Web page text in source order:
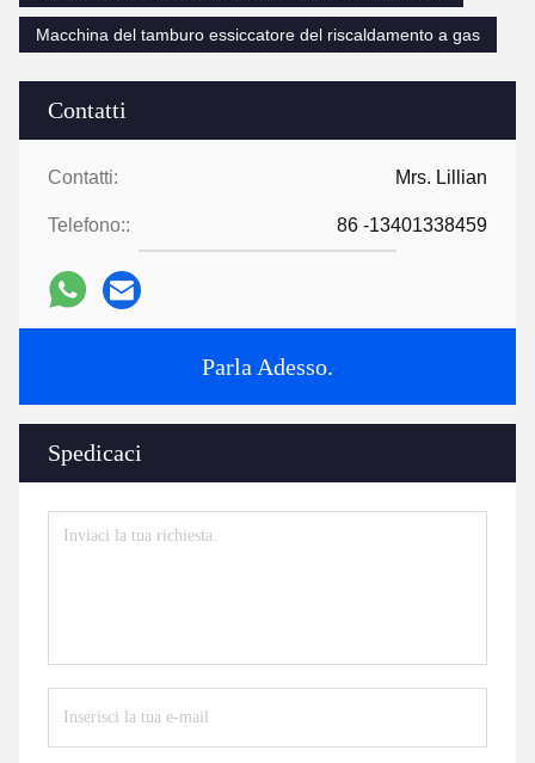
Contatti
Contatti: Mrs. Lillian
Telefono:: 86 -13401338459
Parla Adesso.
Spedicaci
Macchina del tamburo essiccatore del riscaldamento a gas